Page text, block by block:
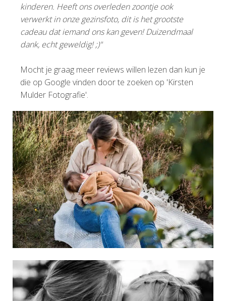
kinderen. Heeft ons overleden zoontje ook
verwerkt in onze gezinsfoto, dit is het grootste
cadeau dat iemand ons kan geven! Duizendmaal
dank, echt geweldig! ;)"
Mocht je graag meer reviews willen lezen dan kun je
die op Google vinden door te zoeken op 'Kirsten
Mulder Fotografie'.